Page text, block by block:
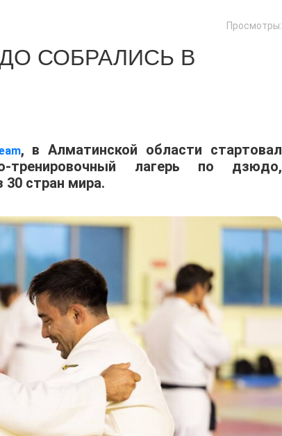
Просмотры:
СОБРАЛИСЬ В
, в Алматинской области стартовал
тренировочный лагерь по дзюдо,
стран мира.